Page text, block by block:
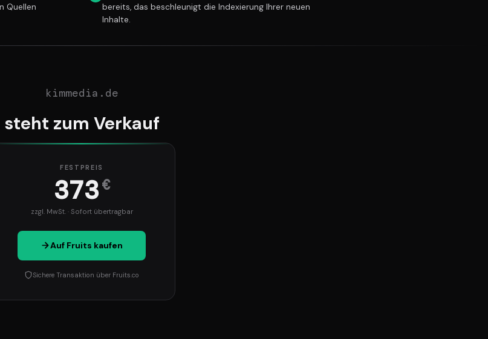
Quellen
bereits, das beschleunigt die Indexierung Ihrer neuen
Inhalte.
kimmedia.de
steht zum Verkauf
FESTPREIS
373 €
zzgl. MwSt. · Sofort übertragbar
Auf Fruits kaufen
Sichere Transaktion über Fruits.co